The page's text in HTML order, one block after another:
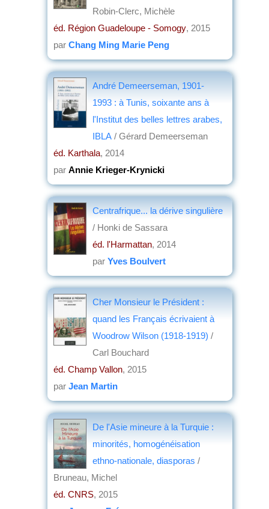
Robin-Clerc, Michèle
éd. Région Guadeloupe - Somogy, 2015
par Chang Ming Marie Peng
André Demeerseman, 1901-
1993 : à Tunis, soixante ans à
l'Institut des belles lettres arabes,
IBLA / Gérard Demeerseman
éd. Karthala, 2014
par Annie Krieger-Krynicki
Centrafrique... la dérive singulière
/ Honki de Sassara
éd. l'Harmattan, 2014
par Yves Boulvert
Cher Monsieur le Président :
quand les Français écrivaient à
Woodrow Wilson (1918-1919) /
Carl Bouchard
éd. Champ Vallon, 2015
par Jean Martin
De l'Asie mineure à la Turquie :
minorités, homogénéisation
ethno-nationale, diasporas /
Bruneau, Michel
éd. CNRS, 2015